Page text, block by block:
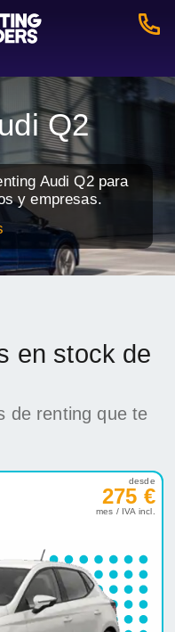
Q2
Audi Q2 para
y empresas.
en stock de
de renting que te
desde
275 €
mes / IVA incl.